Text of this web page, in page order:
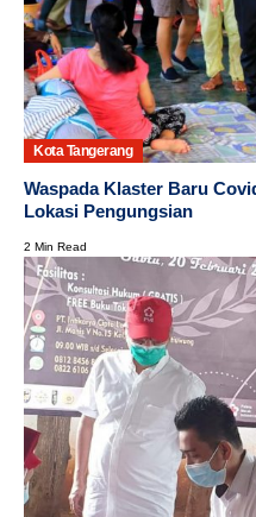
Kota Tangerang
Waspada Klaster Baru
Lokasi Pengungsian
2 Min Read